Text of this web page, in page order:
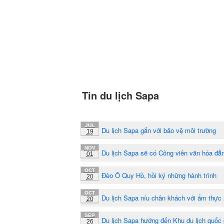
Tin du lịch Sapa
JUL
19 Du lịch Sapa gắn với bảo vệ môi trường
NOV
01 Du lịch Sapa sẽ có Công viên văn hóa
OCT
20 Đèo Ô Quy Hồ, hồi ký những hành trình
OCT
20 Du lịch Sapa níu chân khách với ẩm thực
SEP
26 Du lịch Sapa hướng đến Khu du lịch quốc